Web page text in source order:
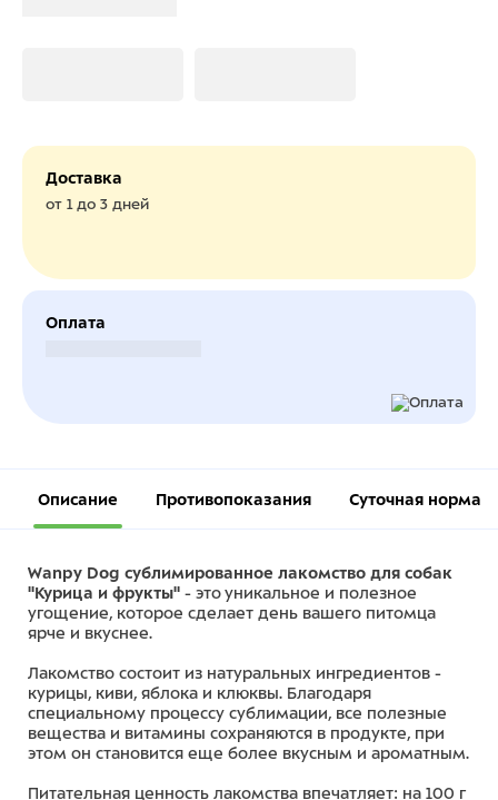
Доставка
от 1 до 3 дней
Оплата
Описание Противопоказания Суточная норма
Wanpy Dog сублимированное лакомство для собак
"Курица и фрукты" - это уникальное и полезное
угощение, которое сделает день вашего питомца
ярче и вкуснее.
Лакомство состоит из натуральных ингредиентов -
курицы, киви, яблока и клюквы. Благодаря
специальному процессу сублимации, все полезные
вещества и витамины сохраняются в продукте, при
этом он становится еще более вкусным и ароматным.
Питательная ценность лакомства впечатляет: на 100 г